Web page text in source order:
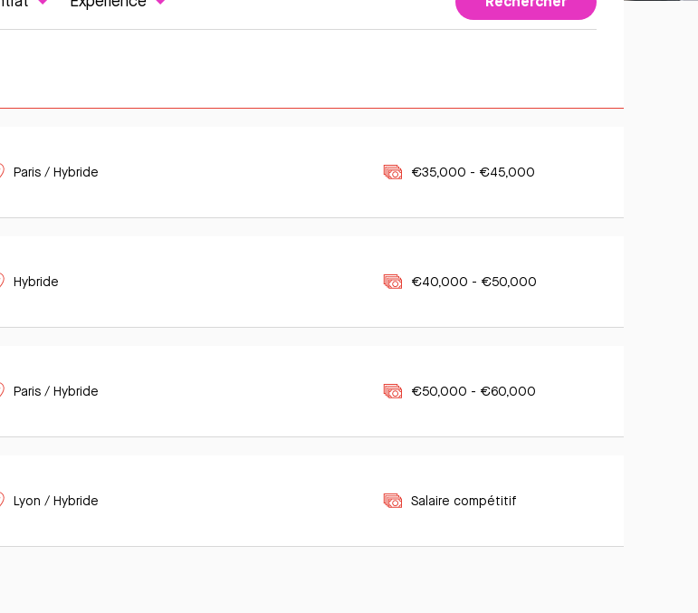
Paris / Hybride €35,000 - €45,000
Hybride €40,000 - €50,000
Paris / Hybride €50,000 - €60,000
Lyon / Hybride Salaire compétitif